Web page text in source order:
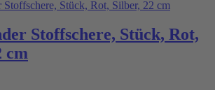
Stoffschere, Stück, Rot,
cm